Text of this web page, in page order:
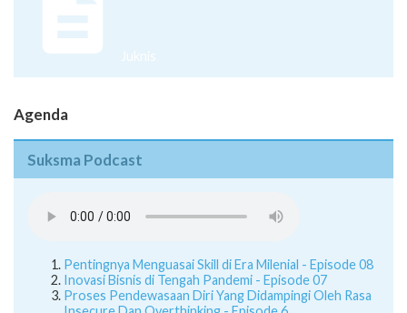
Juknis
Agenda
Suksma Podcast
Pentingnya Menguasai Skill di Era Milenial - Episode 08
Inovasi Bisnis di Tengah Pandemi - Episode 07
Proses Pendewasaan Diri Yang Didampingi Oleh Rasa